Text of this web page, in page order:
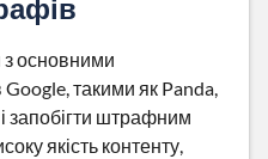
з основними
такими як Panda,
запобігти штрафним
якість контенту,